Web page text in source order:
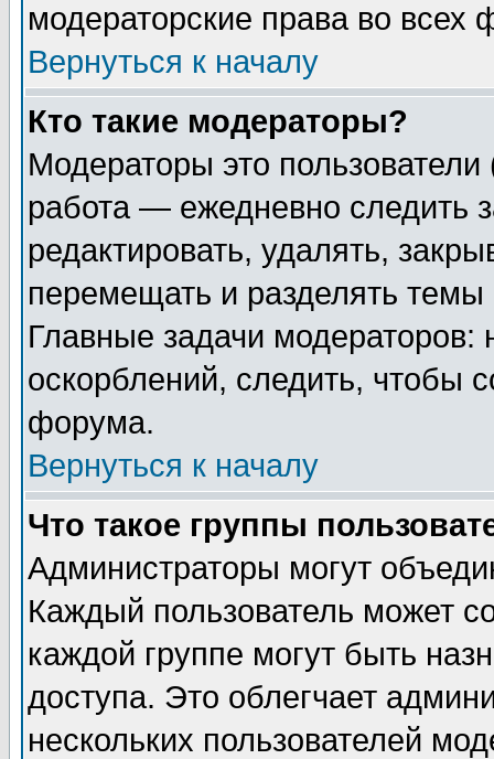
модераторские права во всех
Вернуться к началу
Кто такие модераторы?
Модераторы это
работа — ежедневно следить
редактировать, удалять,
перемещать и разделять
Главные задачи
оскорблений, следить, чтобы
форума.
Вернуться к началу
Что такое группы
Администраторы могут
Каждый пользователь может
каждой группе могут быть
доступа. Это облегчает
нескольких пользователей